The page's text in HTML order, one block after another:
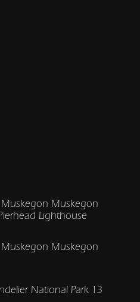
Muskegon
Lighthouse
Muskegon
National Park 13